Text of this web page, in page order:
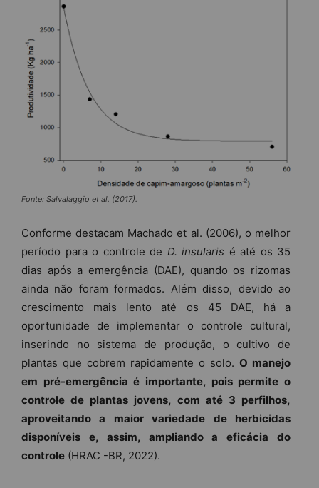
Fonte: Salvalaggio et al. (2017).
Conforme destacam Machado et al. (2006), o melhor
período para o controle de D. insularis é até os 35
dias após a emergência (DAE), quando os rizomas
ainda não foram formados. Além disso, devido ao
crescimento mais lento até os 45 DAE, há a
oportunidade de implementar o controle cultural,
inserindo no sistema de produção, o cultivo de
plantas que cobrem rapidamente o solo. O manejo
em pré-emergência é importante, pois permite o
controle de plantas jovens, com até 3 perfilhos,
aproveitando a maior variedade de herbicidas
disponíveis e, assim, ampliando a eficácia do
controle (HRAC -BR, 2022).